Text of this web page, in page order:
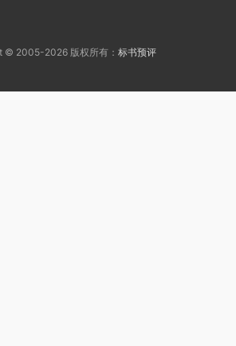
© 2005-2026 版权所有： 标书预评